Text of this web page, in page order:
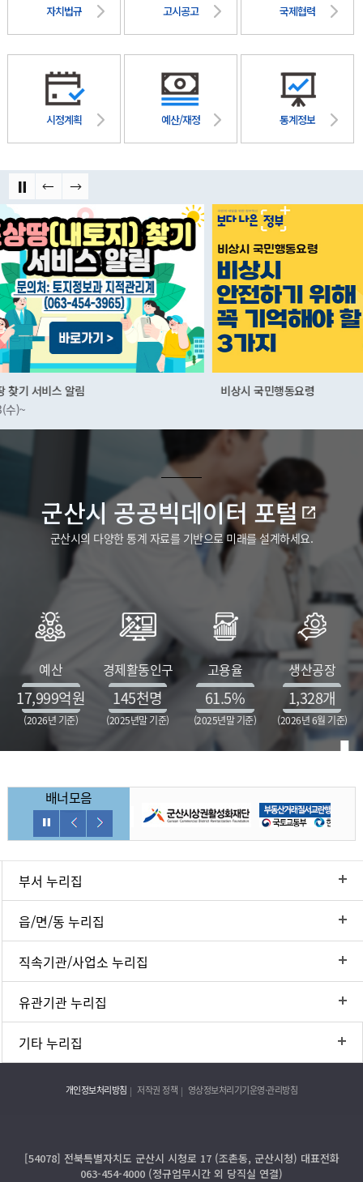
자치법규 고시공고 국제협력
시정계획 예산/재정 통계정보
비상시 국민행동요령
군산먹거리통합지원센
군산시 공공빅데이터 포털
군산시의 다양한 통계 자료를 기반으로 미래를 설계하세요.
예산
17,999억원
(2026년 기준)
경제활동인구
145천명
(2025년말 기준)
고용율
61.5%
(2025년말 기준)
생산공장
1,328개
(2026년 6월 기준)
배너모음
부서 누리집
읍/면/동 누리집
직속기관/사업소 누리집
유관기관 누리집
기타 누리집
개인정보처리방침 저작권 정책 영상정보처리기기운영·관리방침
[54078] 전북특별자치도 군산시 시청로 17 (조촌동, 군산시청) 대표전화
063-454-4000 (정규업무시간 외 당직실 연결)